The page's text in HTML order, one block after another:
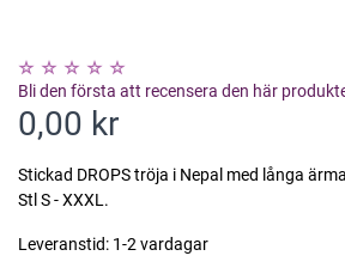
Bli den första att recensera den här
0,00 kr
Stickad DROPS tröja i Nepal med långa
Stl S - XXXL.
Leveranstid: 1-2 vardagar